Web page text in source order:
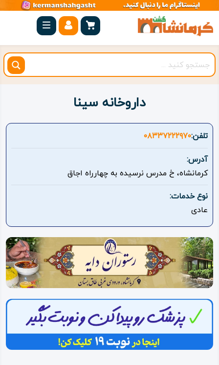
صفحه
اصلی
کرمانشاه
شهرستان
بیستون
روستاهای
هدف
اقامتگاه
ویدئو
درباره
ما
داروخانه سینا
تلفن:۰۸۳۳۷۲۲۲۹۷۰
آدرس:
کرمانشاه، خ مدرس نرسیده به چهارراه اجاق
نوع خدمات:
عادی